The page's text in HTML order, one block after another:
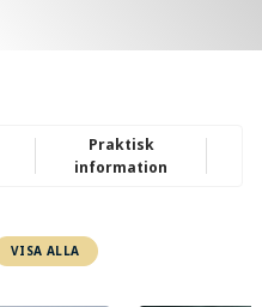
Praktisk
information
VISA ALLA